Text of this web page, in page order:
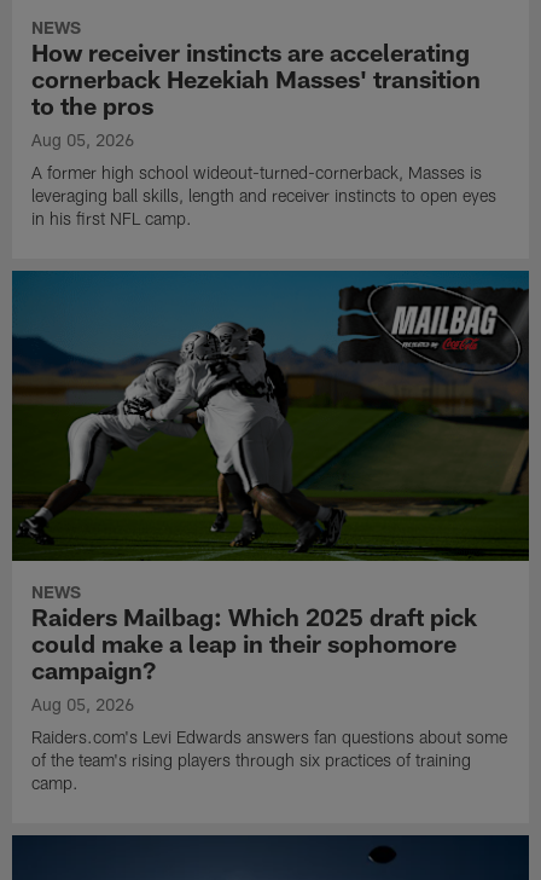
NEWS
How receiver instincts are accelerating
cornerback Hezekiah Masses' transition
to the pros
Aug 05, 2026
A former high school wideout-turned-cornerback, Masses is
leveraging ball skills, length and receiver instincts to open eyes
in his first NFL camp.
NEWS
Raiders Mailbag: Which 2025 draft pick
could make a leap in their sophomore
campaign?
Aug 05, 2026
Raiders.com's Levi Edwards answers fan questions about some
of the team's rising players through six practices of training
camp.